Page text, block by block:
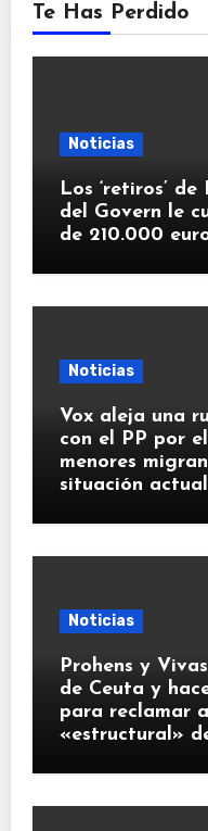
Te Has Perdido
Noticias
Los ‘retiros’
del Govern le
de 210.000
Noticias
Vox aleja una
con el PP por
menores
situación
Noticias
Prohens y
de Ceuta y
para reclamar
«estructural»